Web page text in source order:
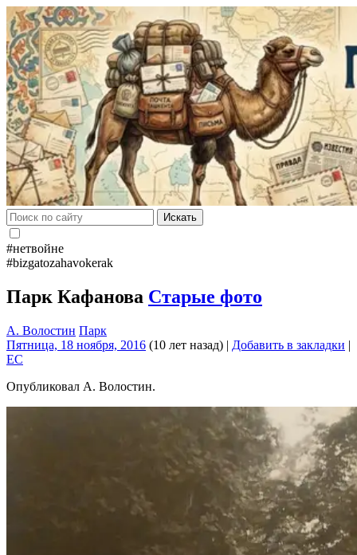
Искать
#нетвойне
#bizgatozahavokerak
Парк Кафанова Старые фото
А. Волостин Парк
Пятница, 18 ноября, 2016 (10 лет назад) | Добавить в закладки |
EC
Опубликовал А. Волостин.